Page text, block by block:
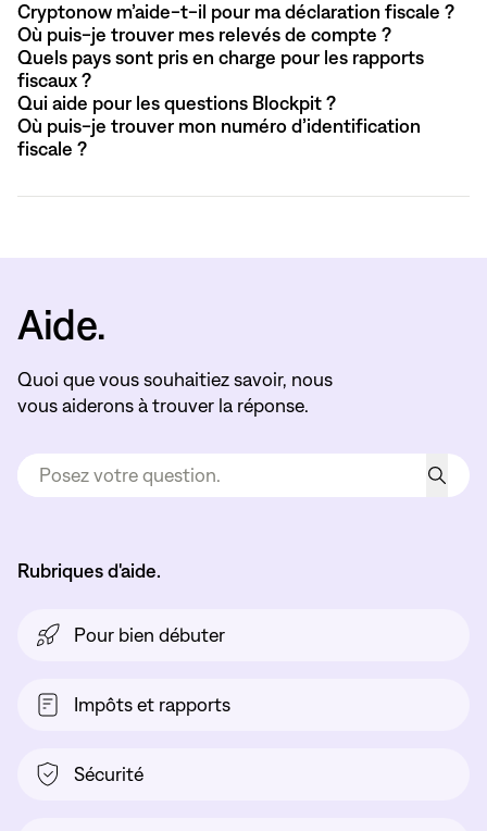
Cryptonow m’aide-t-il pour ma déclaration fiscale ?
Où puis-je trouver mes relevés de compte ?
Quels pays sont pris en charge pour les rapports
fiscaux ?
Qui aide pour les questions Blockpit ?
Où puis-je trouver mon numéro d’identification
fiscale ?
Aide.
Quoi que vous souhaitiez savoir, nous
vous aiderons à trouver la réponse.
Rubriques d'aide.
Pour bien débuter
Impôts et rapports
Sécurité